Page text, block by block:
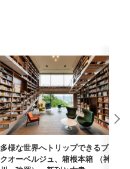
多様な世界へトリップできるブッ
クオーベルジュ、箱根本箱 （神奈